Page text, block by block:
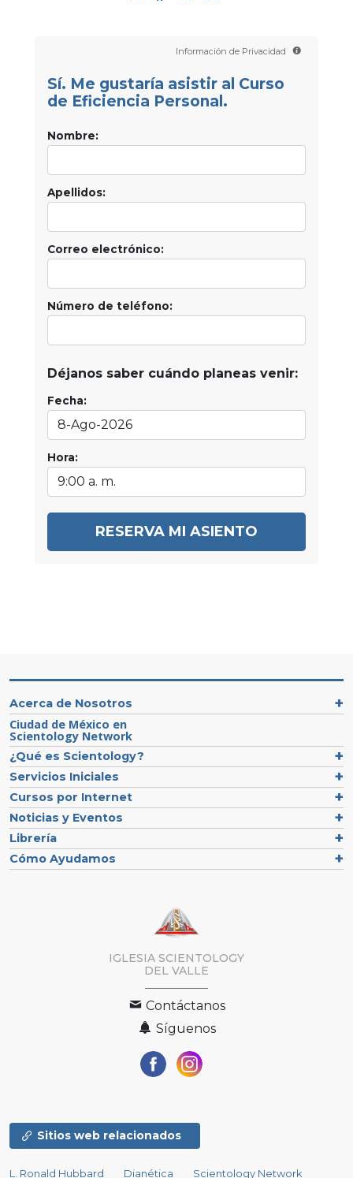
Información de Privacidad
Sí. Me gustaría asistir al Curso
de Eficiencia Personal.
Nombre:
Apellidos:
Correo electrónico:
Número de teléfono:
Déjanos saber cuándo planeas venir:
Fecha:
Hora:
RESERVA MI ASIENTO
Acerca de Nosotros
Ciudad de México en
Scientology Network
¿Qué es Scientology?
Servicios Iniciales
Cursos por Internet
Noticias y Eventos
Librería
Cómo Ayudamos
IGLESIA SCIENTOLOGY
DEL VALLE
Contáctanos
Síguenos
Sitios web relacionados
L. Ronald Hubbard Dianética Scientology Network